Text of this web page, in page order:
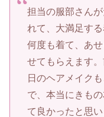
担当の服部さん
れて、大満足す
何度も着て、あ
せてもらえます
日のヘアメイク
で、本当にきも
て良かったと思